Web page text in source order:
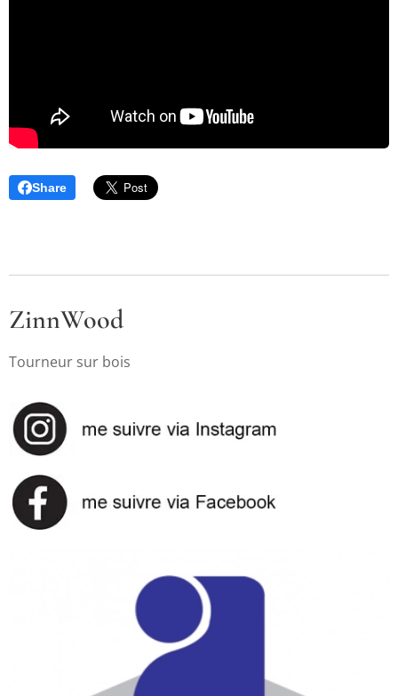
Share
ZinnWood
Tourneur sur bois